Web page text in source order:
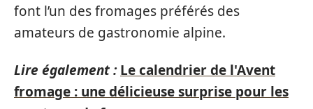
font l’un des fromages préférés des
amateurs de gastronomie alpine.
Lire également : Le calendrier de l'Avent
fromage : une délicieuse surprise pour les